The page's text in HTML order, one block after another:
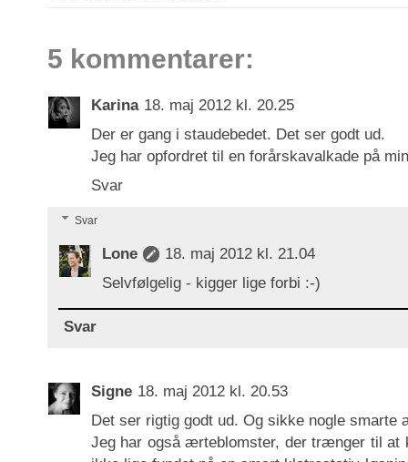
5 kommentarer:
Karina 18. maj 2012 kl. 20.25
Der er gang i staudebedet. Det ser godt ud.
Jeg har opfordret til en forårskavalkade på
Svar
Svar
Lone
18. maj 2012 kl. 21.04
Selvfølgelig - kigger lige forbi :-)
Svar
Signe 18. maj 2012 kl. 20.53
Det ser rigtig godt ud. Og sikke nogle
Jeg har også ærteblomster, der trænger til at